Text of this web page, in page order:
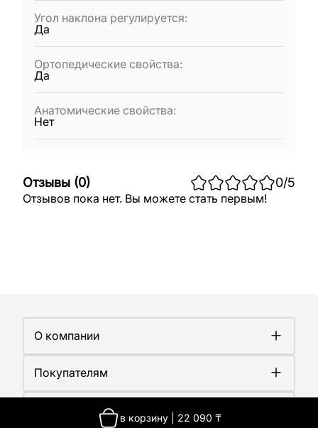
в корзину| 22 090 ₸
Угол наклона регулируется:
Да
Ортопедические свойства:
Да
Анатомические свойства:
Нет
Отзывы (0) 0/5
Отзывов пока нет. Вы можете стать первым!
О компании
Работа у нас
Сертификаты
Покупателям
Доставка